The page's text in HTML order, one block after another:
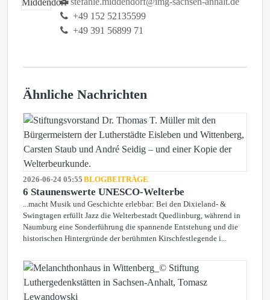
+49 152 52135599
+49 391 56899 71
Ähnliche Nachrichten
2026-06-24 05:55 BLOGBEITRÄGE
6 Staunenswerte UNESCO-Welterbe
...macht Musik und Geschichte erlebbar: Bei den Dixieland- &
Swingtagen erfüllt Jazz die Welterbestadt Quedlinburg, während in
Naumburg eine Sonderführung die spannende Entstehung und die
historischen Hintergründe der berühmten Kirschfestlegende i...